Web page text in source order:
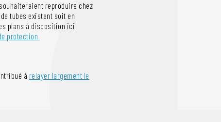
reproduire chez
tubes existant soit en
plans à disposition ici
protection
à relayer largement le